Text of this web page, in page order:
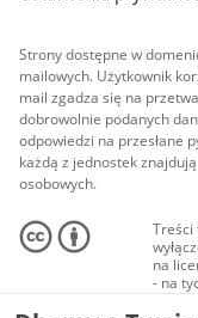
Strony dostępne w
mailowych. Użytkownik
mail zgadza się na
dobrowolnie podanych
odpowiedzi na przesłane
każdą z jednostek
osobowych.
Treści
na
- na